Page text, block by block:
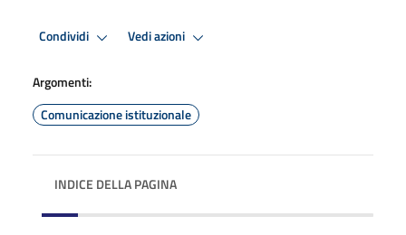
Condividi Vedi azioni
Argomenti:
Comunicazione istituzionale
INDICE DELLA PAGINA